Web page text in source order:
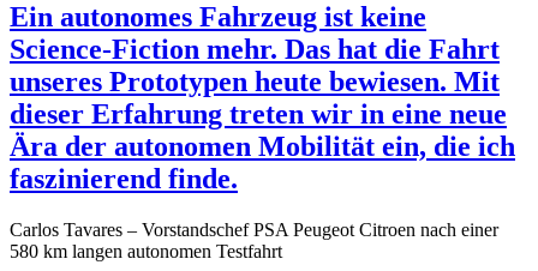
Ein autonomes Fahrzeug ist keine
Science-Fiction mehr. Das hat die Fahrt
unseres Prototypen heute bewiesen. Mit
dieser Erfahrung treten wir in eine neue
Ära der autonomen Mobilität ein, die ich
faszinierend finde.
Carlos Tavares – Vorstandschef PSA Peugeot Citroen nach einer
580 km langen autonomen Testfahrt